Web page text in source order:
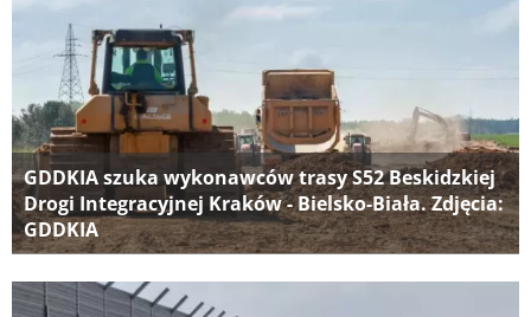
GDDKIA szuka wykonawców trasy S52 Beskidzkiej
Drogi Integracyjnej Kraków - Bielsko-Biała. Zdjęcia:
GDDKIA